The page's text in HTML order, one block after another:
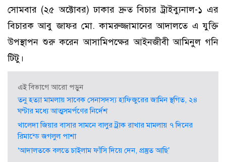
সোমবার (২৫ অক্টোবর) ঢাকার দ্রুত বিচার ট্রাইব্যুনাল-১ এর
বিচারক আবু জাফর মো. কামরুজ্জামানের আদালতে এ যুক্তি
উপস্থাপন শুরু করেন আসামিপক্ষের আইনজীবী আমিনুল গনি
টিটু।
এই বিভাগে আরো পড়ুন
তনু হত্যা মামলায় সাবেক সেনাসদস্য হাফিজুরের জামিন স্থগিত, ২৪
ঘণ্টার মধ্যে আত্মসমর্পণের নির্দেশ
খালেদা জিয়ার বাসার সামনে বালুর ট্রাক রাখার মামলায় ৭ দিনের
রিমান্ডে জগলুল পাশা
‘আদালতকে বলতে চাইলাম ফাঁসি দিয়ে দেন, প্রস্তুত আছি’